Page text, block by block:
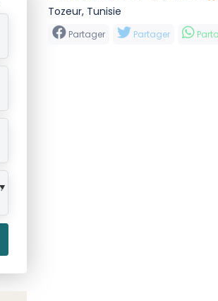
Tozeur, Tunisie
Partager Partager